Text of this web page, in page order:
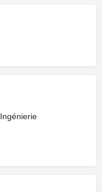
Ingénierie